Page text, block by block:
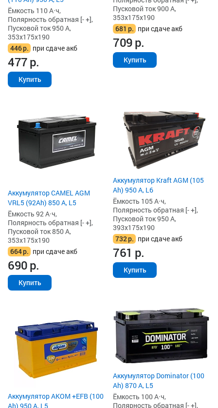
Ёмкость 110 А·ч,
Полярность обратная [- +],
Пусковой ток 950 А,
353x175x190
446р. при сдаче акб
477р.
Купить
Пусковой ток 900 А,
353x175x190
681 р. при сдаче акб
709р.
Купить
Аккумулятор CAMEL AGM
VRL5 (92Ah) 850 А, L5
Ёмкость 92 А·ч,
Полярность обратная [- +],
Пусковой ток 850 А,
353x175x190
664р. при сдаче акб
690р.
Купить
Аккумулятор Kraft AGM (105
Ah) 950 А, L6
Ёмкость 105 А·ч,
Полярность обратная [- +],
Пусковой ток 950 А,
393x175x190
732р. при сдаче акб
761 р.
Купить
Аккумулятор AKOM +EFB (100
Ah) 950 А, L5
Аккумулятор Dominator (100
Ah) 870 А, L5
Ёмкость 100 А·ч,
Полярность обратная [- +],